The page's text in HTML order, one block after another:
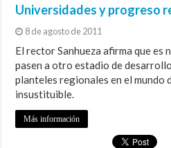
Universidades y progreso
8 de agosto de 2011
El rector Sanhueza afirma que es
pasen a otro estadio de
planteles regionales en el mundo
insustituible.
Más información